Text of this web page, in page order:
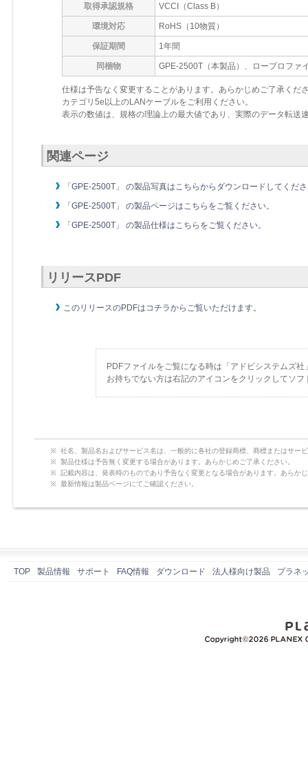
取得承認規格 VCCI（Class B）
環境対応 RoHS（10物質）
保証期間 1年間
同梱物 GPE-2500T（本製品）、ロープロファ
仕様は予告なく変更することがあります。あらかじめご了承くだ
カテゴリ5e以上のLANケーブルをご利用ください。
表示の数値は、規格の理論上の最大値であり、実際のデータ転送
関連ページ
「GPE-2500T」 の製品写真はこちらからダウンロードしてくだ
「GPE-2500T」 の製品ページはこちらをご覧ください。
「GPE-2500T」 の製品仕様はこちらをご覧ください。
リリースPDF
このリリースのPDFはコチラからご覧いただけます。
PDFファイルをご覧になる時は「アドビシステムズ社
お持ちでない方は右記のアイコンをクリックしてソ
社名、製品名およびサービス名は、一般的に各社の登録商標、商標またはサー
製品仕様は予告無く変更する場合があります。あらかじめご了承ください。
記載内容は、発表時のものであり予告なく変更となる場合があります。あらか
最新情報は製品ページにてご確認ください。
TOP 製品情報 サポート FAQ情報 ダウンロード 法人様向け製品 プラネ